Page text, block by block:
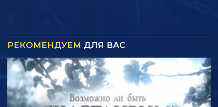
РЕКОМЕНДУЕМ ДЛЯ ВАС